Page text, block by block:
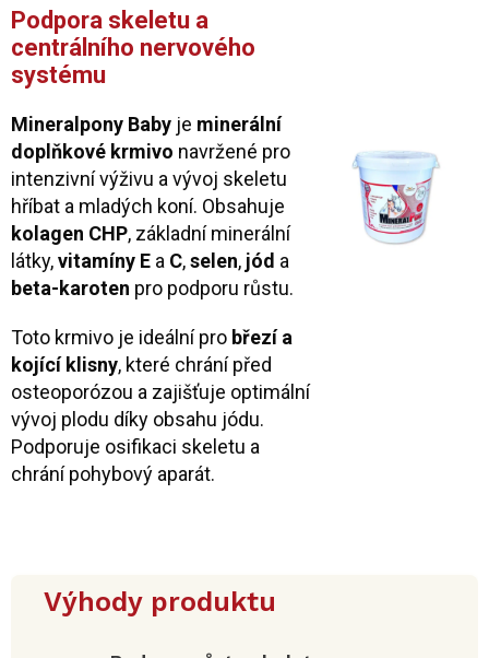
Podpora skeletu a
centrálního nervového
systému
Mineralpony Baby je minerální
doplňkové krmivo navržené pro
intenzivní výživu a vývoj skeletu
hříbat a mladých koní. Obsahuje
kolagen CHP, základní minerální
látky,vitamíny E a C,selen, jód a
beta-karoten pro podporu růstu.
Toto krmivo je ideální pro březí a
kojící klisny, které chrání před
osteoporózou a zajišťuje optimální
vývoj plodu díky obsahu jódu.
Podporuje osifikaci skeletu a
chrání pohybový aparát.
Výhody produktu